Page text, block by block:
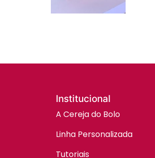
Institucional
A Cereja do Bolo
Linha Personalizada
Tutoriais